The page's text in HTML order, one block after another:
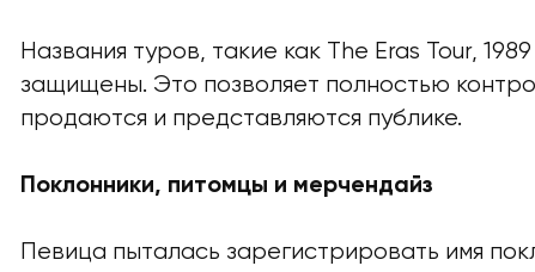
Названия туров, такие как The Eras Tour,
защищены. Это позволяет полностью
продаются и представляются публике.
Поклонники, питомцы и мерчендайз
Певица пыталась зарегистрировать имя